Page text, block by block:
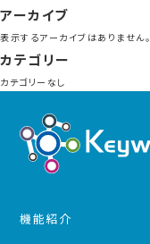
アーカイブ
表示するアーカイブはありません。
カテゴリー
カテゴリーなし
機能紹介